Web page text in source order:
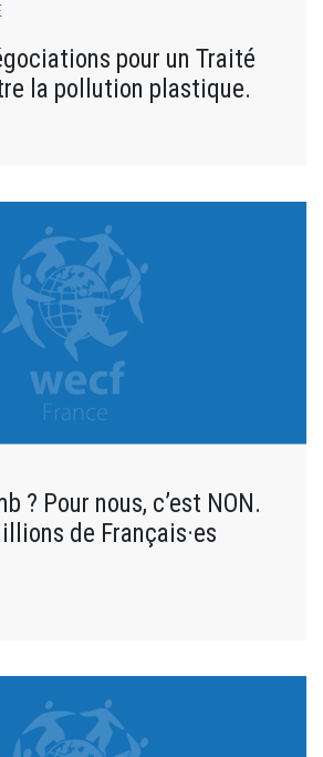
pour un Traité
la pollution plastique.
? Pour nous, c’est NON.
de Français·es